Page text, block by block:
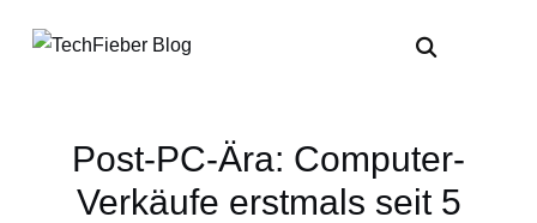
Post-PC-Ära: Computer-
Verkäufe erstmals seit 5